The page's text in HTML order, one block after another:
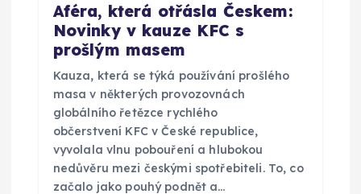
Aféra, která otřásla Českem:
Novinky v kauze KFC s
prošlým masem
Kauza, která se týká používání prošlého
masa v některých provozovnách
globálního řetězce rychlého
občerstvení KFC v České republice,
vyvolala vlnu pobouření a hlubokou
nedůvěru mezi českými spotřebiteli. To, co
začalo jako pouhý podnět a…